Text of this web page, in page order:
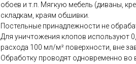
обоев и т.п. Мягкую мебель (диваны,
складкам, краям обшивки.
Постельные принадлежности не
Для уничтожения клопов используют
расхода 100 мл/м² поверхности, вне
Обработку проводят одновременно во